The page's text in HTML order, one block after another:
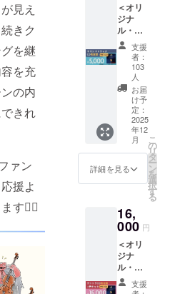
見え
きク
を継
を充
の内
きれ
ァン
援よ
す🙇‍♂️
＜オリ
ジナ
ル・サ
ウンド
トラッ
クCD 完
全版＞
◆ 内容
物： ・
お礼
メッ
セージ
入り
アート
カード
CD 完全
版 ◆ お
届け予
定： ・
2025年
内：す
べてま
支援
者：
103
人
お届
け予
定：
2025
年12
月
詳細を見る
こ
の
リ
タ
ー
ン
を
選
択
す
る
16,
000 円
＜オリ
ジナ
ル・サ
ウンド
トラッ
支援